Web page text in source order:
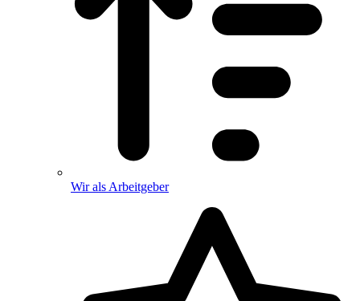
Wir als Arbeitgeber